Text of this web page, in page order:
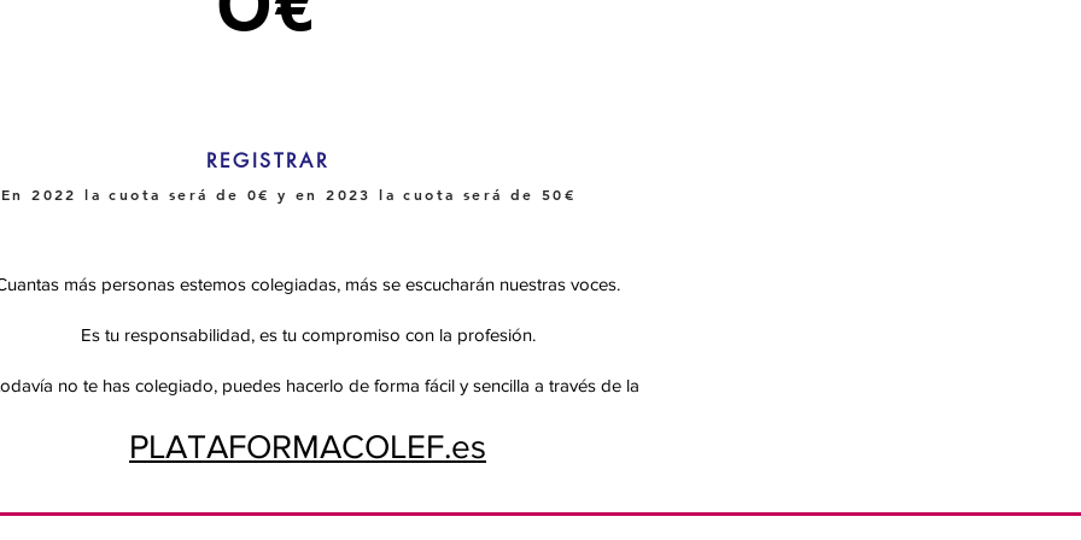
REGISTRAR
En 2022 la cuota será de 0€ y en 2023 la cuota será de 50€
más personas estemos colegiadas, más se escucharán nuestras voces.
Es tu responsabilidad, es tu compromiso con la profesión.
no te has colegiado, puedes hacerlo de forma fácil y sencilla a través de la
PLATAFORMACOLEF.es